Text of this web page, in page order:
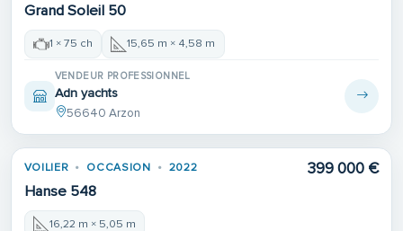
Grand Soleil 50
1 × 75 ch 15,65 m × 4,58 m
VENDEUR PROFESSIONNEL
Adn yachts
56640 Arzon
VOILIER OCCASION 2022
Hanse 548
399 000 €
16,22 m × 5,05 m